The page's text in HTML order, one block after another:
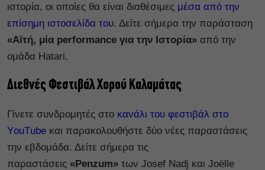
ιστορία, οι οποίες θα είναι διαθέσιμες μέσα από την
επίσημη ιστοσελίδα του. Δείτε σήμερα την παράσταση
«Αϊτή, μία performance για την Ιστορία» από την
ομάδα Hatari.
Διεθνές Φεστιβάλ Χορού Καλαμάτας
Γίνετε συνδρομητές στο κανάλι του φεστιβάλ στο
ΥouΤube και παρακολουθήστε δύο νέες παραστάσεις
την εβδομάδα. Δείτε σήμερα τις
παραστάσεις «Penzum» των Josef Nadj και Joëlle